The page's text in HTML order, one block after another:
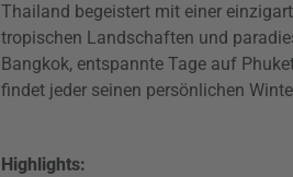
Thailand begeistert mit einer
tropischen Landschaften und
Bangkok, entspannte Tage auf
findet jeder seinen persönlichen
Highlights: